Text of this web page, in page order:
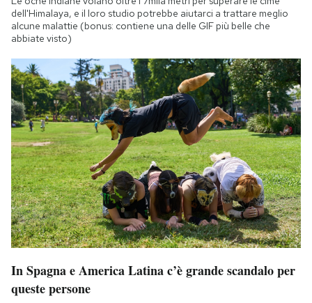
dell'Himalaya, e il loro studio potrebbe aiutarci a trattare meglio
alcune malattie (bonus: contiene una delle GIF più belle che
abbiate visto)
In Spagna e America Latina c’è grande scandalo per
queste persone